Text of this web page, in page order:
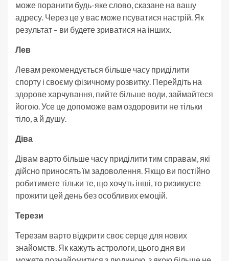
може поранити будь-яке слово, сказане на вашу
адресу. Через це у вас може псуватися настрій. Як
результат – ви будете зриватися на інших.
Лев
Левам рекомендується більше часу приділити
спорту і своєму фізичному розвитку. Перейдіть на
здорове харчування, пийте більше води, займайтеся
йогою. Усе це допоможе вам оздоровити не тільки
тіло, а й душу.
Діва
Дівам варто більше часу приділити тим справам, які
дійсно приносять їм задоволення. Якщо ви постійно
робитимете тільки те, що хочуть інші, то ризикуєте
прожити цей день без особливих емоцій.
Терези
Терезам варто відкрити своє серце для нових
знайомств. Як кажуть астрологи, цього дня ви